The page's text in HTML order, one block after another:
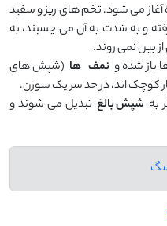
می‌ شود. تخم ‌های ریز و سفید
و به‌ شدت به آن می ‌چسبند، به‌
بین نمی ‌روند.
باز شده و نمف ‌ها (شپش ‌های
کوچک ‌اند، در حد سر یک سوزن.
به شپش بالغ تبدیل می ‌شوند و
سگ